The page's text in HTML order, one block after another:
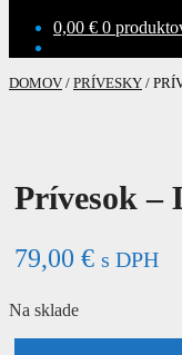
0,00 € 0
DOMOV / PRÍVESKY /
Prívesok
79,00 € s DPH
Na sklade